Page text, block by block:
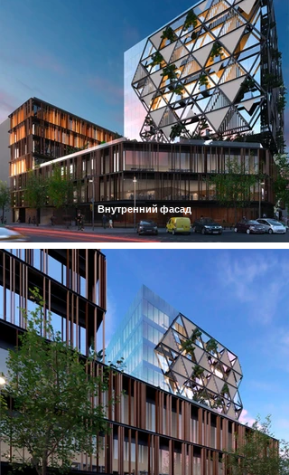
Внутренний фасад